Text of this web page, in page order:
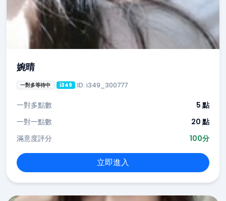
婉晴
一對多等待中 i349 ID: i349_300777
一對多點數
5 點
一對一點數
20 點
滿意度評分
100分
立即進入